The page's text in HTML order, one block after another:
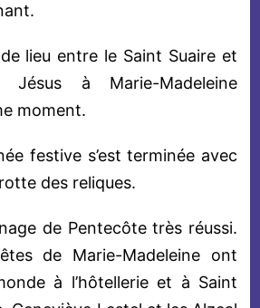
lieu entre le Saint Suaire et
Jésus à Marie-Madeleine
moment.
festive s’est terminée avec
des reliques.
de Pentecôte très réussi.
de Marie-Madeleine ont
à l’hôtellerie et à Saint